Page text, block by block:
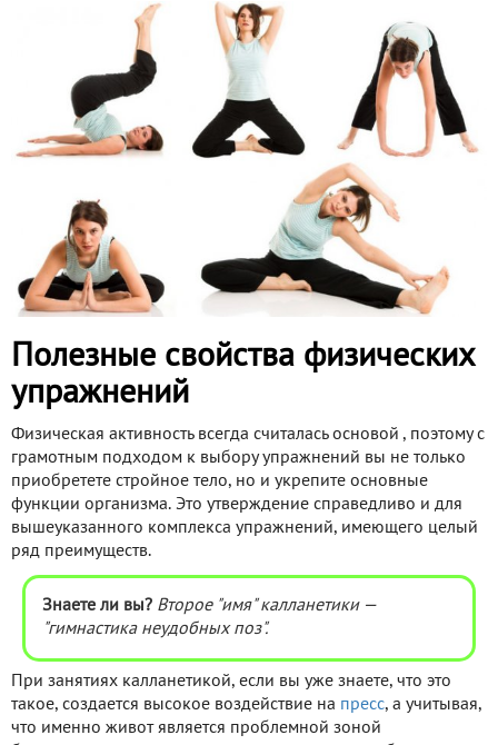
Полезные свойства физических
упражнений
Физическая активность всегда считалась основой , поэтому с
грамотным подходом к выбору упражнений вы не только
приобретете стройное тело, но и укрепите основные
функции организма. Это утверждение справедливо и для
вышеуказанного комплекса упражнений, имеющего целый
ряд преимуществ.
Знаете ли вы? Второе "имя" калланетики —
"гимнастика неудобных поз".
При занятиях калланетикой, если вы уже знаете, что это
такое, создается высокое воздействие на пресс, а учитывая,
что именно живот является проблемной зоной